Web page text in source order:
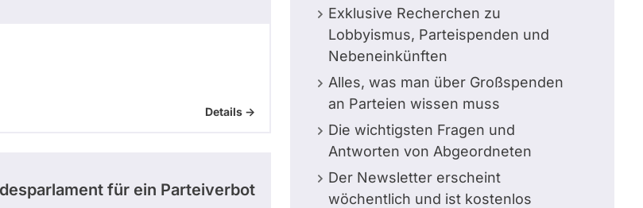
Details ->
für ein Parteiverbot
Exklusive Recherchen zu
Lobbyismus, Parteispenden und
Nebeneinkünften
Alles, was man über Großspenden
an Parteien wissen muss
Die wichtigsten Fragen und
Antworten von Abgeordneten
Der Newsletter erscheint
wöchentlich und ist kostenlos